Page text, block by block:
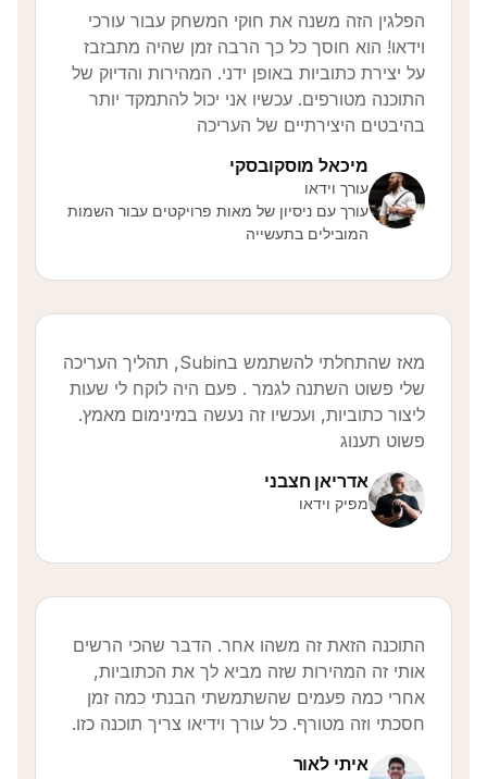
הפלגין הזה משנה את חוקי המשחק עבור עורכי
וידאו! הוא חוסך כל כך הרבה זמן שהיה מתבזבז
על יצירת כתוביות באופן ידני. המהירות והדיוק של
התוכנה מטורפים. עכשיו אני יכול להתמקד יותר
בהיבטים היצירתיים של העריכה
מיכאל מוסקובסקי
עורך וידאו
עורך עם ניסיון של מאות פרויקטים עבור השמות
המובילים בתעשייה
מאז שהתחלתי להשתמש בSubin, תהליך העריכה
שלי פשוט השתנה לגמר . פעם היה לוקח לי שעות
ליצור כתוביות, ועכשיו זה נעשה במינימום מאמץ.
פשוט תענוג
אדריאן חצבני
מפיק וידאו
התוכנה הזאת זה משהו אחר. הדבר שהכי הרשים
אותי זה המהירות שזה מביא לך את הכתוביות,
אחרי כמה פעמים שהשתמשתי הבנתי כמה זמן
חסכתי וזה מטורף. כל עורך וידיאו צריך תוכנה כזו.
איתי לאור